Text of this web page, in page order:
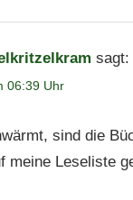
sagt:
06:39 Uhr
sind die
meine Leseliste